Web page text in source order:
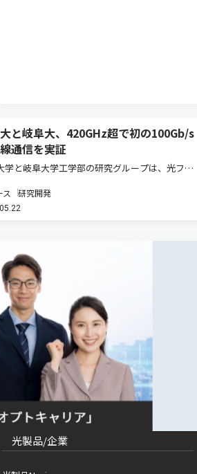
と岐阜大、420GHz超で初の100Gb/s
通信を実証
学と岐阜大学工学部の研究グループは、光ファ
変調技術を組み合わせたマイクロ光コム駆動型
ルツ通信システムを開発した（ニュースリリー
ス 研究開発
光製品/企業